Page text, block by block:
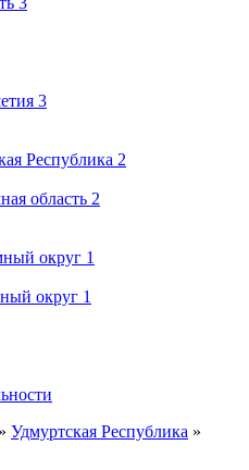
3
Республика 2
область 2
округ 1
округ 1
» Удмуртская Республика »